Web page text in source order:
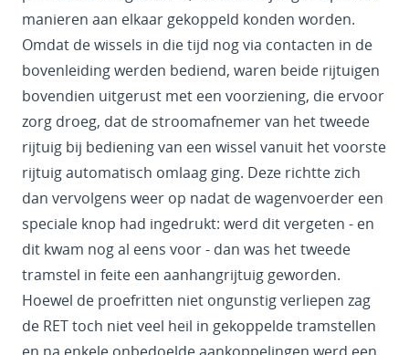
manieren aan elkaar gekoppeld konden worden.
Omdat de wissels in die tijd nog via contacten in de
bovenleiding werden bediend, waren beide rijtuigen
bovendien uitgerust met een voorziening, die ervoor
zorg droeg, dat de stroomafnemer van het tweede
rijtuig bij bediening van een wissel vanuit het voorste
rijtuig automatisch omlaag ging. Deze richtte zich
dan vervolgens weer op nadat de wagenvoerder een
speciale knop had ingedrukt: werd dit vergeten - en
dit kwam nog al eens voor - dan was het tweede
tramstel in feite een aanhangrijtuig geworden.
Hoewel de proefritten niet ongunstig verliepen zag
de RET toch niet veel heil in gekoppelde tramstellen
en na enkele onbedoelde aankoppelingen werd een